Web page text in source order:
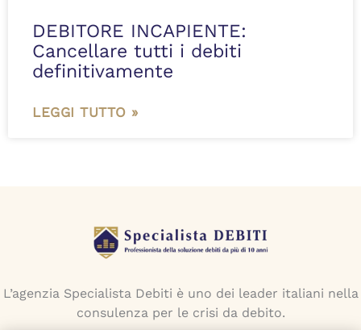
DEBITORE INCAPIENTE:
Cancellare tutti i debiti
definitivamente
LEGGI TUTTO »
L’agenzia Specialista Debiti è uno dei leader italiani nella
consulenza per le crisi da debito.